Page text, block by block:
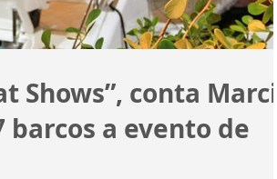
Shows”, conta Marcio
barcos a evento de